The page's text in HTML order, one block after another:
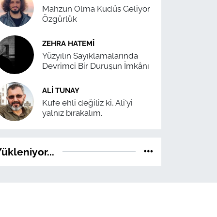
Mahzun Olma Kudüs Geliyor
Özgürlük
ZEHRA HATEMÎ
Yüzyılın Sayıklamalarında
Devrimci Bir Duruşun İmkânı
ALI TUNAY
Kufe ehli değiliz ki, Ali'yi
yalnız bırakalım.